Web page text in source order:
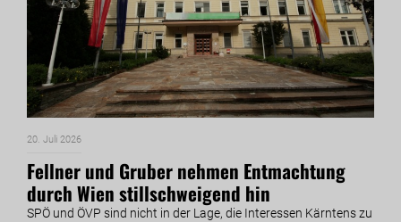
20. Juli 2026
Fellner und Gruber nehmen Entmachtung
durch Wien stillschweigend hin
SPÖ und ÖVP sind nicht in der Lage, die Interessen Kärntens zu